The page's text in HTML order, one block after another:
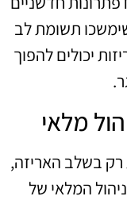
תשומת לב
יכולים להפוך
מלאי
רק בשלב האריזה,
המלאי של